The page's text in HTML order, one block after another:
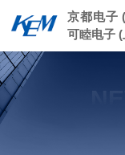
京都电子
可睦电子